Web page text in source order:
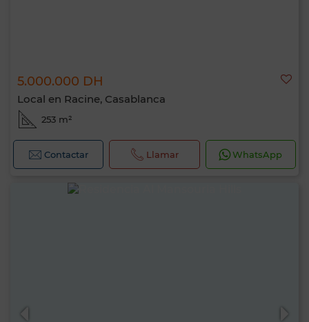
5.000.000 DH
Local en Racine, Casablanca
253 m²
Contactar Llamar WhatsApp